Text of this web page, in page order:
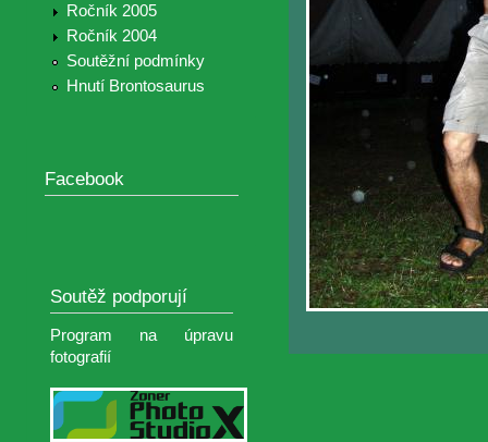
Ročník 2005
Ročník 2004
Soutěžní podmínky
Hnutí Brontosaurus
Facebook
Soutěž podporují
Program na úpravu
fotografií